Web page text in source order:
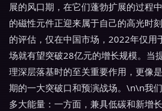
展的风口期，在它们蓬勃扩展的过程
的磁性元件正迎来属于自己的高光时
的评估，仅在中国市场，2022年仅用
场就有望突破28亿元的增长规模。当
理深层落基时的至关重要作用，更像
期的一大突破口和预演战场。\n\n我
多大能量：一方面，兼具低碳和新增